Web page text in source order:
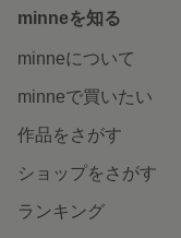
minneを知る
minneについて
minneで買いたい
作品をさがす
ショップをさがす
ランキング